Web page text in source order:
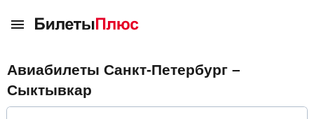
Авиабилеты Санкт-Петербург –
Сыктывкар